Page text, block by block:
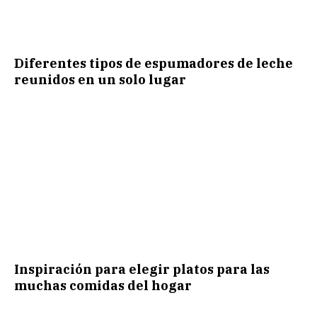
Diferentes tipos de espumadores de leche
reunidos en un solo lugar
Inspiración para elegir platos para las
muchas comidas del hogar